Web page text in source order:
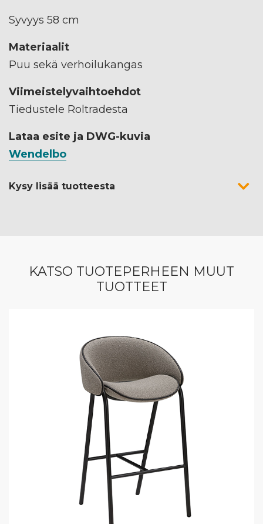
Syvyys 58 cm
Materiaalit
Puu sekä verhoilukangas
Viimeistelyvaihtoehdot
Tiedustele Roltradesta
Lataa esite ja DWG-kuvia
Wendelbo
Kysy lisää tuotteesta
KATSO TUOTEPERHEEN MUUT
TUOTTEET